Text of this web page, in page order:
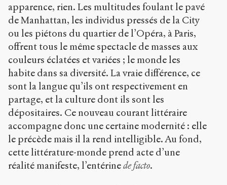
apparence, rien. Les multitudes foulant le pavé
de Manhattan, les individus pressés de la City
ou les piétons du quartier de l’Opéra, à Paris,
offrent tous le même spectacle de masses aux
couleurs éclatées et variées ; le monde les
habite dans sa diversité. La vraie différence, ce
sont la langue qu’ils ont respectivement en
partage, et la culture dont ils sont les
dépositaires. Ce nouveau courant littéraire
accompagne donc une certaine modernité : elle
le précède mais il la rend intelligible. Au fond,
cette littérature-monde prend acte d’une
réalité manifeste, l’entérinede facto.